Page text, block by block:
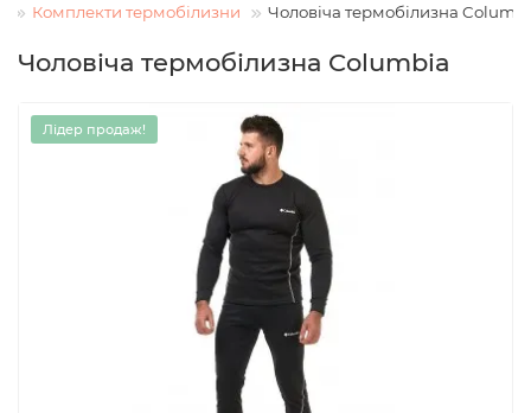
Комплекти термобілизни Чоловіча термобілизна
Чоловіча термобілизна Columbia
Лідер продаж!